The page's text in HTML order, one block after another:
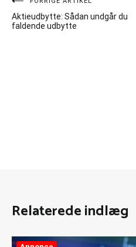
Indlægsnavigation
Aktieudbytte: Sådan undgår du
faldende udbytte
Relaterede indlæg